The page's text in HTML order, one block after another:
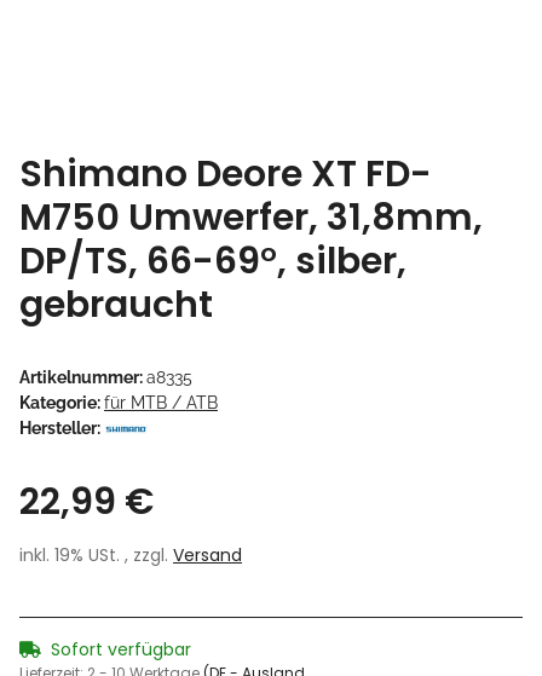
Shimano Deore XT FD-
M750 Umwerfer, 31,8mm,
DP/TS, 66-69°, silber,
gebraucht
Artikelnummer:a8335
Kategorie:für MTB / ATB
Hersteller:
22,99 €
inkl. 19% USt. , zzgl. Versand
Sofort verfügbar